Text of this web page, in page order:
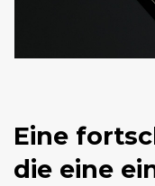
Eine
die eine